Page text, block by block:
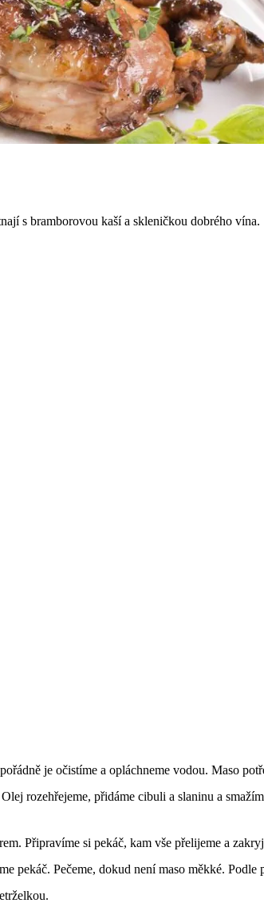
s bramborovou kaší a skleničkou dobrého vína.
je očistíme a opláchneme vodou. Maso
rozehřejeme, přidáme cibuli a slaninu a
Připravíme si pekáč, kam vše přelijeme a
pekáč. Pečeme, dokud není maso měkké.